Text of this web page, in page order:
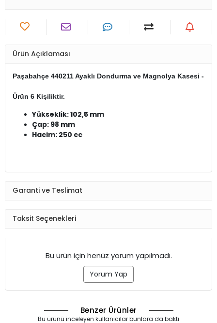
Ürün Açıklaması
Paşabahçe 440211 Ayaklı Dondurma ve Magnolya Kasesi - 6
Yükseklik: 102,5 mm
Çap: 98 mm
Hacim: 250 cc
Garanti ve Teslimat
Taksit Seçenekleri
Bu ürün için henüz yorum yapılmadı.
Yorum Yap
Benzer Ürünler
Bu ürünü inceleyen kullanıcılar bunlara da baktı